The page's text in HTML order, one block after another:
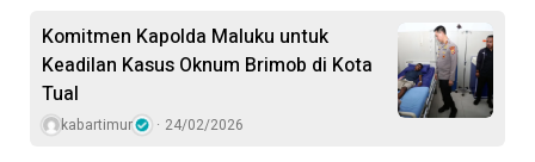
Komitmen Kapolda Maluku untuk
Keadilan Kasus Oknum Brimob di Kota
Tual
kabartimur 24/02/2026